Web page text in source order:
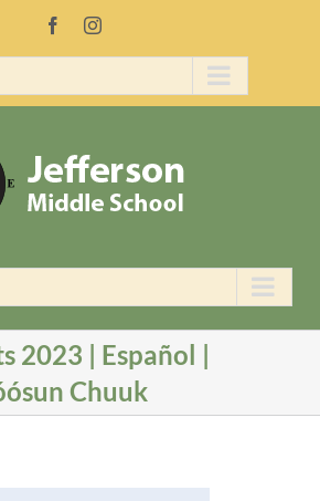
FacebookInstagram
2023 | Español |
Chuuk